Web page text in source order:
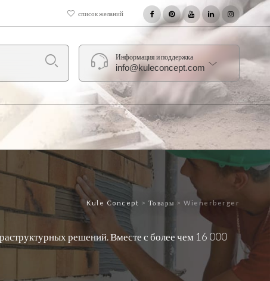
список желаний
Информация и поддержка
info@kuleconcept.com
Kule Concept > Товары >Wienerberger
решений. Вместе с более чем 16 000